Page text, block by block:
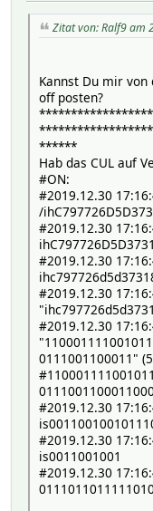
Zitat von: Ralf9 am
Kannst Du mir von
off posten?
******
Hab das CUL auf
#ON:
#2019.12.30
/
#2019.12.30
#2019.12.30
#2019.12.30
#2019.12.30
0111001100011"
0111001100011000
#2019.12.30
#2019.12.30
is0011001001
#2019.12.30